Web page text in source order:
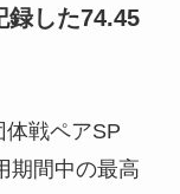
録した74.45
体戦ペアSP
期間中の最高